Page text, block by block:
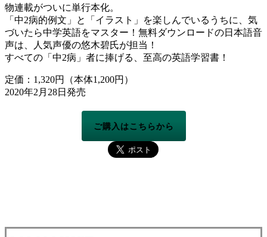
物連載がついに単行本化。
「中2病的例文」と「イラスト」を楽しんでいるうちに、気
づいたら中学英語をマスター！無料ダウンロードの日本語音
声は、人気声優の悠木碧氏が担当！
すべての「中2病」者に捧げる、至高の英語学習書！
定価：1,320円（本体1,200円）
2020年2月28日発売
ご購入はこちらから